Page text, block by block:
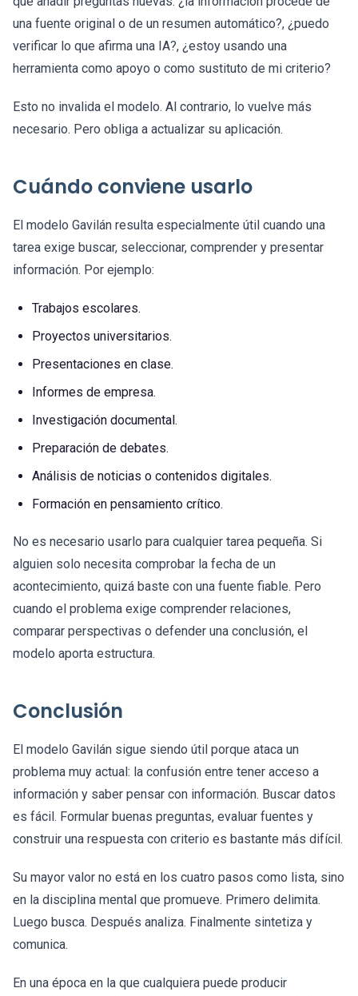
una fuente original o de un resumen automático?, ¿puedo
verificar lo que afirma una IA?, ¿estoy usando una
herramienta como apoyo o como sustituto de mi criterio?
Esto no invalida el modelo. Al contrario, lo vuelve más
necesario. Pero obliga a actualizar su aplicación.
Cuándo conviene usarlo
El modelo Gavilán resulta especialmente útil cuando una
tarea exige buscar, seleccionar, comprender y presentar
información. Por ejemplo:
Trabajos escolares.
Proyectos universitarios.
Presentaciones en clase.
Informes de empresa.
Investigación documental.
Preparación de debates.
Análisis de noticias o contenidos digitales.
Formación en pensamiento crítico.
No es necesario usarlo para cualquier tarea pequeña. Si
alguien solo necesita comprobar la fecha de un
acontecimiento, quizá baste con una fuente fiable. Pero
cuando el problema exige comprender relaciones,
comparar perspectivas o defender una conclusión, el
modelo aporta estructura.
Conclusión
El modelo Gavilán sigue siendo útil porque ataca un
problema muy actual: la confusión entre tener acceso a
información y saber pensar con información. Buscar datos
es fácil. Formular buenas preguntas, evaluar fuentes y
construir una respuesta con criterio es bastante más difícil.
Su mayor valor no está en los cuatro pasos como lista, sino
en la disciplina mental que promueve. Primero delimita.
Luego busca. Después analiza. Finalmente sintetiza y
comunica.
En una época en la que cualquiera puede producir